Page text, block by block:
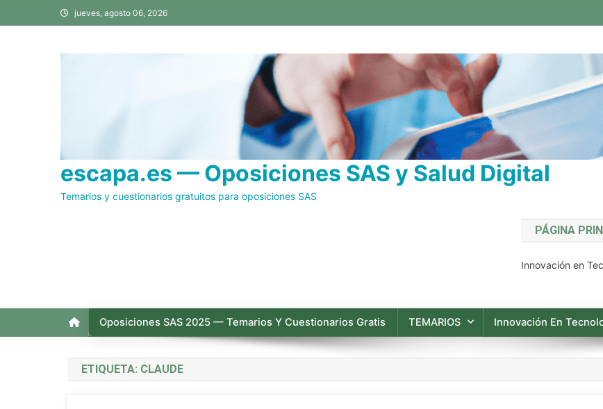
al
jueves, agosto 06, 2026
escapa.es — Oposiciones SAS y Salud Digital
Temarios y cuestionarios gratuitos para oposiciones SAS
PÁGINA
Innovación en
Oposiciones SAS 2025 — Temarios Y Cuestionarios Gratis TEMARIOS Innovación En
ETIQUETA: CLAUDE